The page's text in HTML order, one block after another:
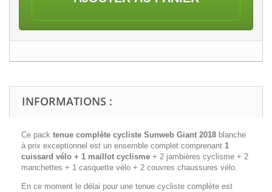
INFORMATIONS :
Ce pack tenue complète cycliste Sunweb Giant 2018 blanche
à prix exceptionnel est un ensemble complet comprenant 1
cuissard vélo + 1 maillot cyclisme + 2 jambières cyclisme + 2
manchettes + 1 casquette vélo + 2 couvres chaussures vélo.
En ce moment le délai pour une tenue cycliste complète est